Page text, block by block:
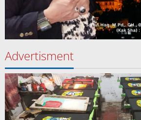
Advertisment